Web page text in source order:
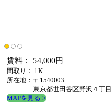
賃料： 54,000円
間取り： 1K
所在地：〒1540003
東京都世田谷区野沢４丁目
MAPを見る >